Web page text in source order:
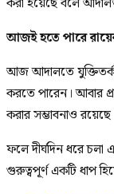
আজই হতে পারে
আজ আদালতে যুক্তিতর্ক
করতে পারেন। আবার
করার সম্ভাবনাও
ফলে দীর্ঘদিন ধরে
গুরুত্বপূর্ণ একটি ধাপ